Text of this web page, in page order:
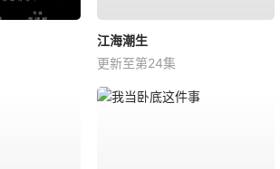
江海潮生
更新至第24集